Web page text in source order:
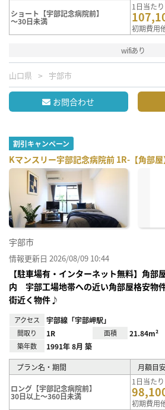
ショート【宇部記念病院前】
～30日未満
1日当た
初期費用
wifiあり
山口県 宇部市
お問合わせ
割引キャンペーン
Kマンスリー宇部記念病院前 1R-【角部
宇部市
情報更新日 2026/08/09 10:44
【駐車場有・インターネット無料】角
内 宇部工場地帯への近い角部屋格安物
街近く物件♪
アクセス 宇部線「宇部岬駅」
間取り 1R 面積 21.84m²
築年数 1991年 8月 築
プラン名・期間 月額目
ロング【宇部記念病院前】
30日以上～360日未満
1日当た
初期費用